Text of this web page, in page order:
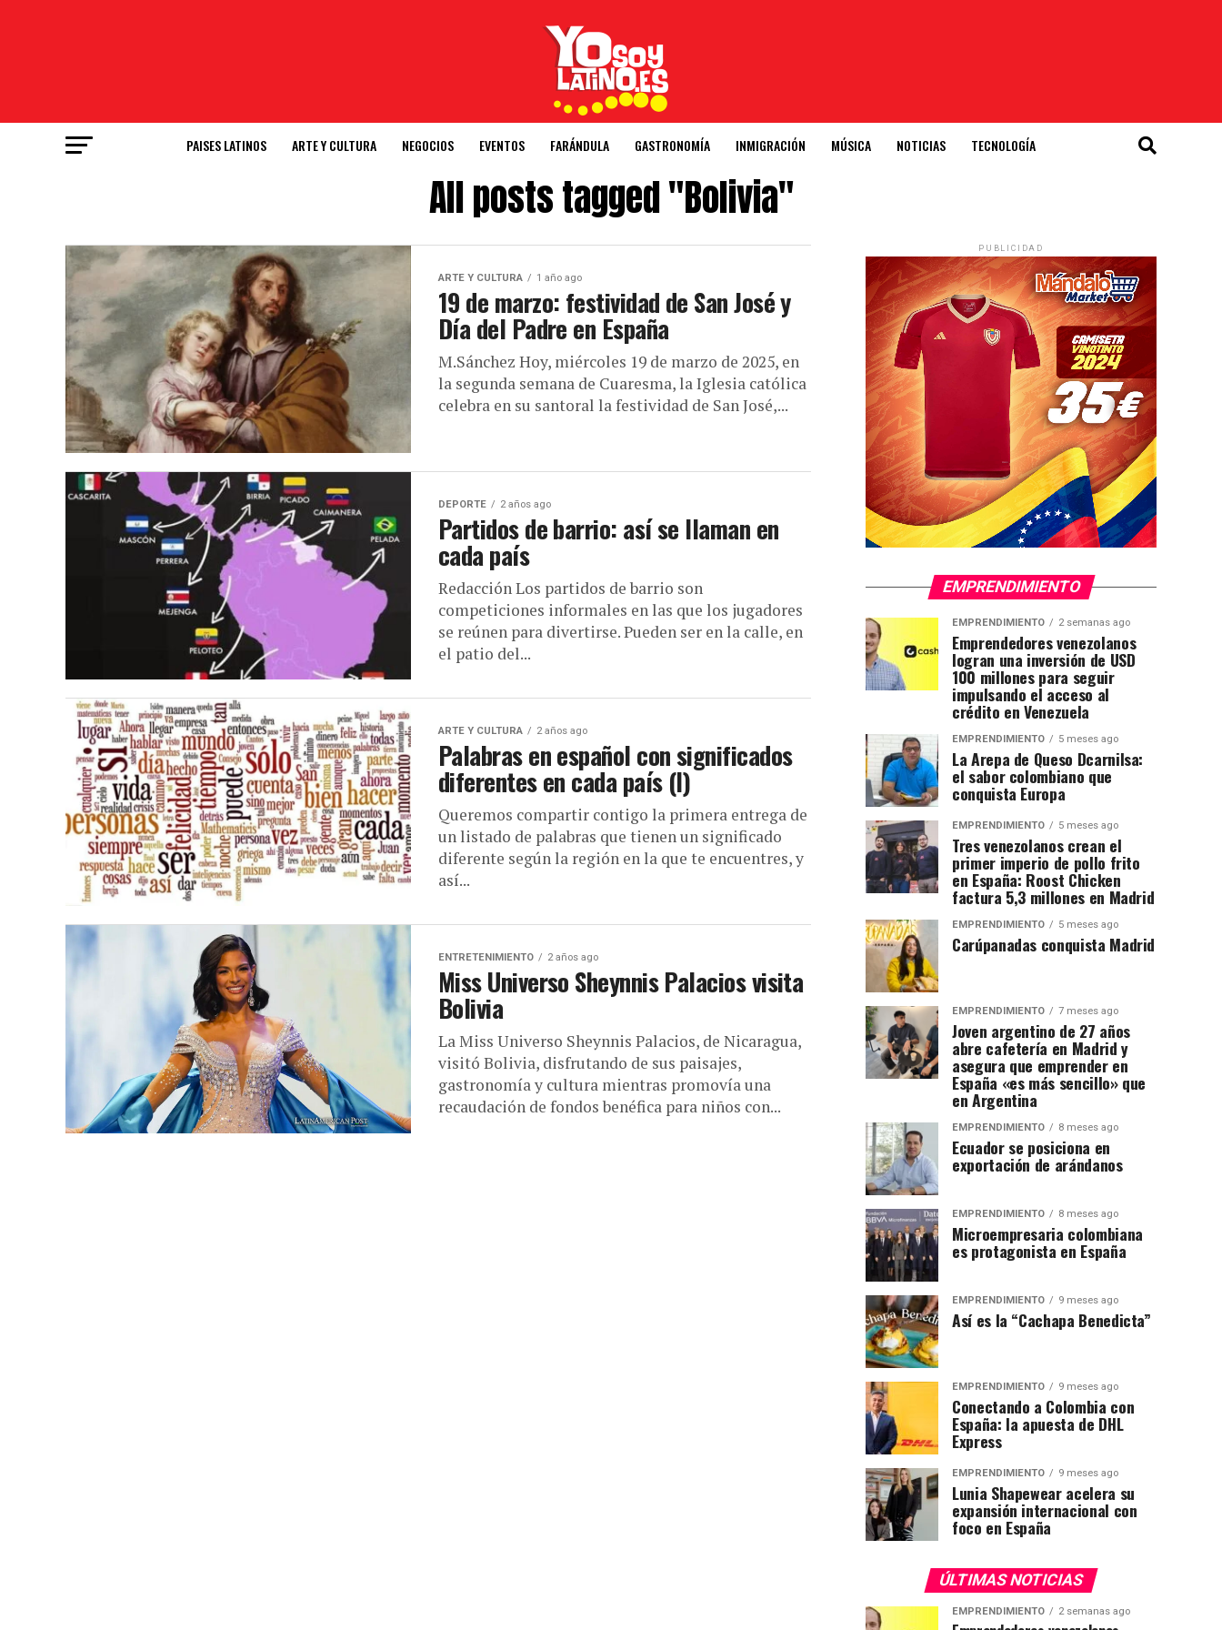
PAISES LATINOS ARTE Y CULTURA NEGOCIOS EVENTOS FARÁNDULA GASTRONOMÍA INMIGRACIÓN MÚSICA NOTICIAS TECNOLOGÍA
All posts tagged "Bolivia"
ARTE Y CULTURA 1 año ago
19 de marzo: festividad de San José y
Día del Padre en España
M.Sánchez Hoy, miércoles 19 de marzo de 2025, en
la segunda semana de Cuaresma, la Iglesia católica
celebra en su santoral la festividad de San José,...
DEPORTE 2 años ago
Partidos de barrio: así se llaman en
cada país
Redacción Los partidos de barrio son
competiciones informales en las que los jugadores
se reúnen para divertirse. Pueden ser en la calle, en
el patio del...
ARTE Y CULTURA 2 años ago
Palabras en español con significados
diferentes en cada país (I)
Queremos compartir contigo la primera entrega de
un listado de palabras que tienen un significado
diferente según la región en la que te encuentres, y
así...
ENTRETENIMIENTO 2 años ago
Miss Universo Sheynnis Palacios visita
Bolivia
La Miss Universo Sheynnis Palacios, de Nicaragua,
visitó Bolivia, disfrutando de sus paisajes,
gastronomía y cultura mientras promovía una
recaudación de fondos benéfica para niños con...
PUBLICIDAD
EMPRENDIMIENTO
EMPRENDIMIENTO 2 semanas ago
Emprendedores venezolanos
logran una inversión de USD
100 millones para seguir
impulsando el acceso al
crédito en Venezuela
EMPRENDIMIENTO 5 meses ago
La Arepa de Queso Dcarnilsa:
el sabor colombiano que
conquista Europa
EMPRENDIMIENTO 5 meses ago
Tres venezolanos crean el
primer imperio de pollo frito
en España: Roost Chicken
factura 5,3 millones en Madrid
EMPRENDIMIENTO 5 meses ago
Carúpanadas conquista Madrid
EMPRENDIMIENTO 7 meses ago
Joven argentino de 27 años
abre cafetería en Madrid y
asegura que emprender en
España «es más sencillo» que
en Argentina
EMPRENDIMIENTO 8 meses ago
Ecuador se posiciona en
exportación de arándanos
EMPRENDIMIENTO 8 meses ago
Microempresaria colombiana
es protagonista en España
EMPRENDIMIENTO 9 meses ago
Así es la “Cachapa Benedicta”
EMPRENDIMIENTO 9 meses ago
Conectando a Colombia con
España: la apuesta de DHL
Express
EMPRENDIMIENTO 9 meses ago
Lunia Shapewear acelera su
expansión internacional con
foco en España
ÚLTIMAS NOTICIAS
EMPRENDIMIENTO 2 semanas ago